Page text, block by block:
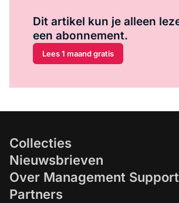
Dit artikel kun je alleen
een abonnement.
Lees 1 maand gratis
Collecties
Nieuwsbrieven
Over Management Support
Partners